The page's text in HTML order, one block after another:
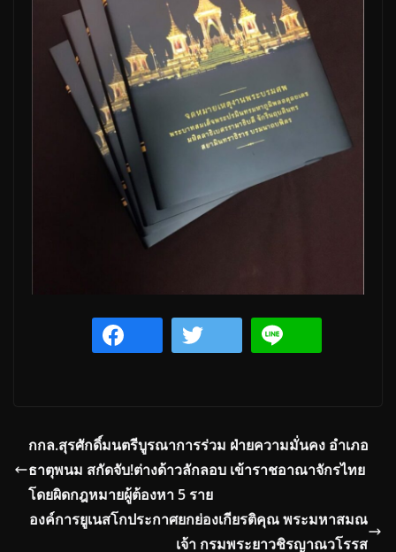
กกล.สุรศักดิ์มนตรีบูรณาการร่วม ฝ่ายความมั่นคง อำเภอ
ธาตุพนม สกัดจับ!ต่างด้าวลักลอบ เข้าราชอาณาจักรไทย
โดยผิดกฎหมายผู้ต้องหา 5 ราย
องค์การยูเนสโกประกาศยกย่องเกียรติคุณ พระมหาสมณ
เจ้า กรมพระยาวชิรญาณวโรรส